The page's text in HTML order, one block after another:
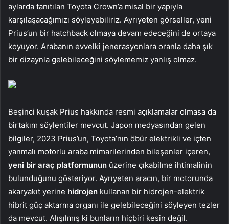
aylarda tanıtılan Toyota Crown’a misal bir yapıyla
karşılaşacağımızı söyleyebiliriz. Ayrıyeten görseller, yeni
Prius’un bir hatchback olmaya devam edeceğini de ortaya
koyuyor. Arabanın evvelki jenerasyonlara oranla daha şık
bir dizaynla gelebileceğini söylememiz yanlış olmaz.
Beşinci kuşak Prius hakkında resmi açıklamalar olmasa da
birtakım söylentiler mevcut. Japon medyasından gelen
bilgiler, 2023 Prius’un, Toyota’nın öbür elektrikli ve içten
yanmalı motorlu araba mimarilerinden bileşenler içeren,
yeni bir araç platformunun üzerine çıkabilme ihtimalinin
bulunduğunu gösteriyor. Ayrıyeten aracın, bir motorunda
akaryakıt yerine hidrojen kullanan bir hidrojen-elektrik
hibrit güç aktarma organı ile gelebileceğini söyleyen tezler
da mevcut. Alışılmış ki bunların hiçbiri kesin değil.